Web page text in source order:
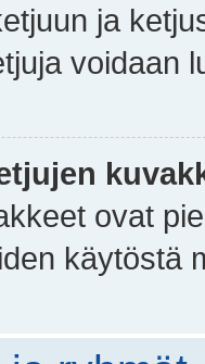
ja
voidaan
ovat
käytöstä